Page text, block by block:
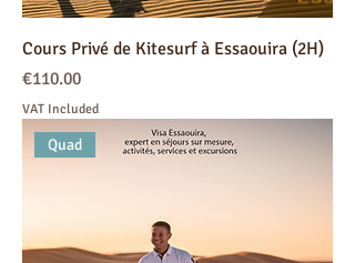
Cours Privé de Kitesurf à Essaouira (2H)
Price
€110.00
VAT Included
Quad